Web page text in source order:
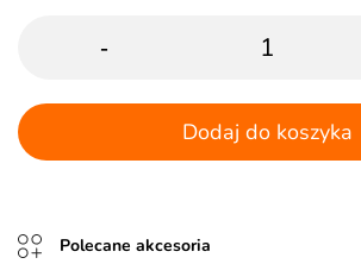
-
Dodaj do koszyka
Polecane akcesoria